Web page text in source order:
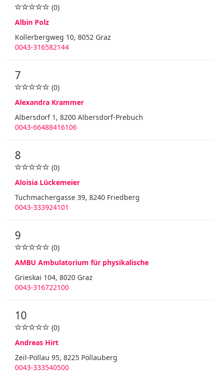
(0)
Albin Polz
Kollerbergweg 10, 8052 Graz
0043-316582144
7
(0)
Alexandra Krammer
Albersdorf 1, 8200 Albersdorf-Prebuch
0043-66488416106
8
(0)
Aloisia Lückemeier
Tuchmachergasse 39, 8240 Friedberg
0043-333924101
9
(0)
AMBU Ambulatorium für physikalische
Grieskai 104, 8020 Graz
0043-316722100
10
(0)
Andreas Hirt
Zeil-Pöllau 95, 8225 Pöllauberg
0043-333540500